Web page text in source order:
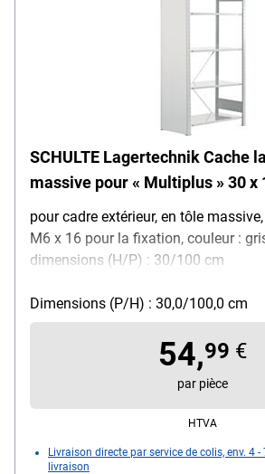
SCHULTE Lagertechnik Cache
massive pour « Multiplus » 30 x
pour cadre extérieur, en tôle
M6 x 16 pour la fixation, couleur :
dimensions (H/P) : 30/100 cm
Dimensions (P/H) : 30,0/100,0 cm
54,99 €
par pièce
HTVA
Livraison directe par service de colis, env. 4
livraison